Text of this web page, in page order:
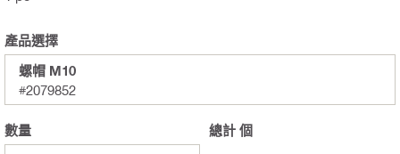
產品選擇
螺帽 M10
#2079852
數量 總計 個